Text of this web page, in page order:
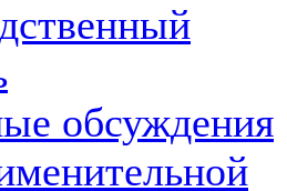
обсуждения